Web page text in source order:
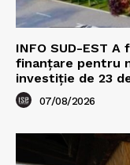
INFO SUD-EST
finanțare pentru
investiție de 23
07/08/2026